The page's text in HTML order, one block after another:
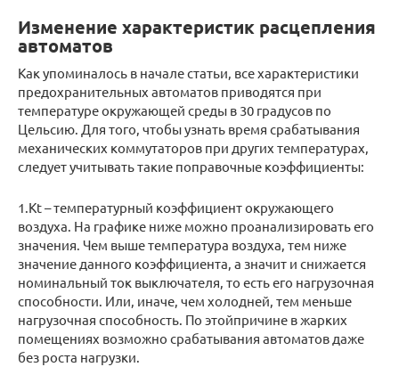
Изменение характеристик расцепления
автоматов
Как упоминалось в начале статьи, все характеристики
предохранительных автоматов приводятся при
температуре окружающей среды в 30 градусов по
Цельсию. Для того, чтобы узнать время срабатывания
механических коммутаторов при других температурах,
следует учитывать такие поправочные коэффициенты:
1.Kt – температурный коэффициент окружающего
воздуха. На графике ниже можно проанализировать его
значения. Чем выше температура воздуха, тем ниже
значение данного коэффициента, а значит и снижается
номинальный ток выключателя, то есть его нагрузочная
способности. Или, иначе, чем холодней, тем меньше
нагрузочная способность. По этойпричине в жарких
помещениях возможно срабатывания автоматов даже
без роста нагрузки.